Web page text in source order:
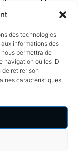
des technologies
informations des
permettra de
navigation ou les ID
retirer son
caractéristiques
un ensemble…
absente-
du Dc Romain
verticale,
pied puis ouvrir
sans trous )
une toile de fond
attentionnel
fond attentionel/
-directionnel